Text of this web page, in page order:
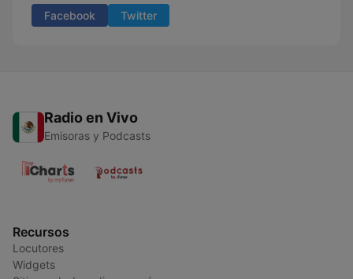
Facebook Twitter
Radio en Vivo
Emisoras y Podcasts
Recursos
Locutores
Widgets